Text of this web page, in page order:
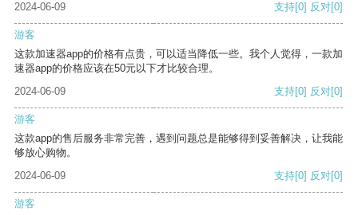
2024-06-09 支持[0] 反对[0]
游客
这款加速器app的价格有点贵，可以适当降低一些。我个人觉得，一款加
速器app的价格应该在50元以下才比较合理。
2024-06-09
支持[0] 反对[0]
游客
这款app的售后服务非常完善，遇到问题总是能够得到妥善解决，让我能
够放心购物。
2024-06-09
支持[0] 反对[0]
游客